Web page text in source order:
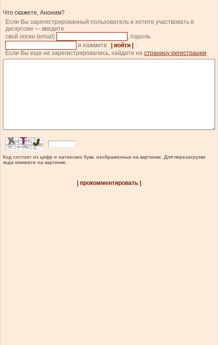
Что скажете, Аноним?
Если Вы зарегистрированный пользователь и хотите участвовать в
дискуссии — введите
свой логин (email)
, пароль
и нажмите
| войти |
.
Если Вы еще не зарегистрировались, зайдите на страницу регистрации.
Код состоит из цифр и латинских букв, изображенных на картинке. Для перезагрузки
кода кликните на картинке.
| прокомментировать |